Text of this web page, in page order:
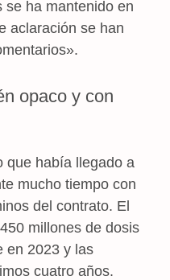
se ha mantenido en
aclaración se han
opaco y con
que había llegado a
mucho tiempo con
del contrato. El
millones de dosis
en 2023 y las
cuatro años.